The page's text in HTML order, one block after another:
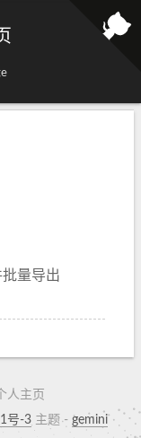
量导出
人主页
号-3 主题 - gemini